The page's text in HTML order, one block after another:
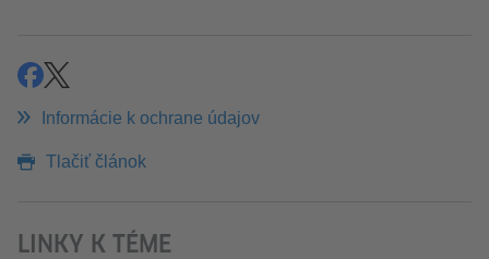
zdieľať
zdieľať
Informácie k ochrane údajov
Tlačiť článok
LINKY K TÉME